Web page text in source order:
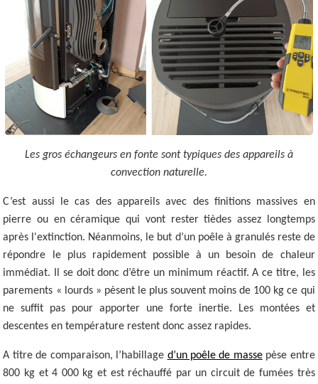
Les gros échangeurs en fonte sont typiques des appareils à
convection naturelle.
C’est aussi le cas des appareils avec des finitions massives en
pierre ou en céramique qui vont rester tièdes assez longtemps
après l'extinction. Néanmoins, le but d’un poêle à granulés reste de
répondre le plus rapidement possible à un besoin de chaleur
immédiat. Il se doit donc d’être un minimum réactif. A ce titre, les
parements « lourds » pèsent le plus souvent moins de 100 kg ce qui
ne suffit pas pour apporter une forte inertie. Les montées et
descentes en température restent donc assez rapides.
A titre de comparaison, l’habillage d’un poêle de massepèse entre
800 kg et 4 000 kg et est réchauffé par un circuit de fumées très